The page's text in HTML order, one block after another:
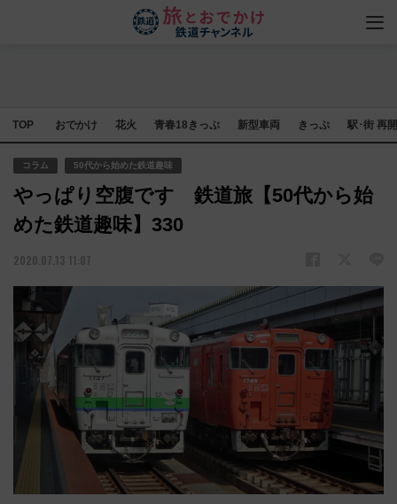
TOP おでかけ 花火 青春18きっぷ 新型車両 きっぷ 駅･街 再
コラム 50代から始めた鉄道趣味
やっぱり空腹です 鉄道旅【50代から始
めた鉄道趣味】330
2020.07.13 11:07